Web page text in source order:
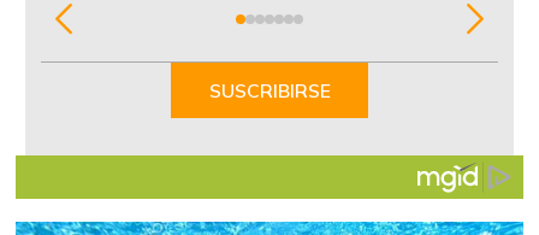
Item
SUSCRIBIRSE